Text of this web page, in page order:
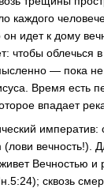
каждого
идет к дому
чтобы облечься
— пока не
Время есть
впадает
вечность!).
Вечностью
сквозь